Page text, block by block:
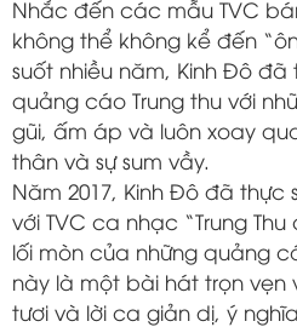
Nhắc đến các mẫu TVC
không thể không kể đến
suốt nhiều năm, Kinh Đô
quảng cáo Trung thu với
gũi, ấm áp và luôn xoay
thân và sự sum vầy.
Năm 2017, Kinh Đô đã
với TVC ca nhạc “Trung
lối mòn của những quảng
này là một bài hát trọn vẹn
tươi và lời ca giản dị, ý